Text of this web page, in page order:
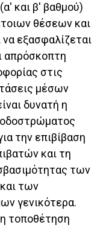
και β' βαθμού)
θέσεων και
να εξασφαλίζεται
απρόσκοπτη
στις
μέσων
δυνατή η
την επιβίβαση
και τη
των
των
γενικότερα.
τοποθέτηση